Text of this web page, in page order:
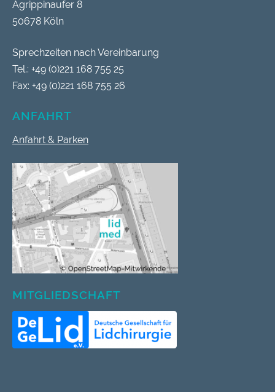
Agrippinaufer 8
50678 Köln
Sprechzeiten nach Vereinbarung
Tel.: +49 (0)221 168 755 25
Fax: +49 (0)221 168 755 26
ANFAHRT
Anfahrt & Parken
MITGLIEDSCHAFT